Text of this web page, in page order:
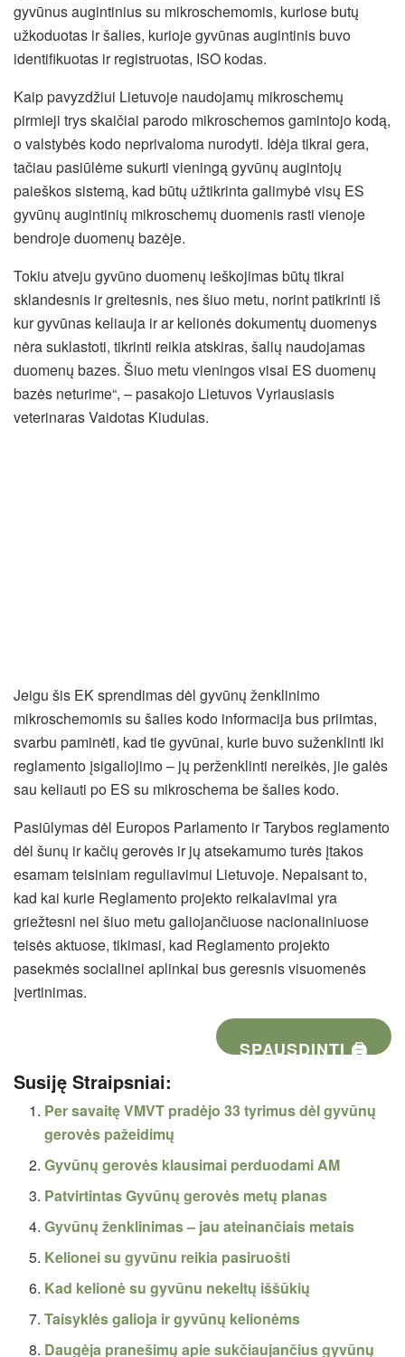
gyvūnus augintinius su mikroschemomis, kuriose butų
užkoduotas ir šalies, kurioje gyvūnas augintinis buvo
identifikuotas ir registruotas, ISO kodas.
Kaip pavyzdžiui Lietuvoje naudojamų mikroschemų
pirmieji trys skaičiai parodo mikroschemos gamintojo kodą,
o valstybės kodo neprivaloma nurodyti. Idėja tikrai gera,
tačiau pasiūlėme sukurti vieningą gyvūnų augintojų
paieškos sistemą, kad būtų užtikrinta galimybė visų ES
gyvūnų augintinių mikroschemų duomenis rasti vienoje
bendroje duomenų bazėje.
Tokiu atveju gyvūno duomenų ieškojimas būtų tikrai
sklandesnis ir greitesnis, nes šiuo metu, norint patikrinti iš
kur gyvūnas keliauja ir ar kelionės dokumentų duomenys
nėra suklastoti, tikrinti reikia atskiras, šalių naudojamas
duomenų bazes. Šiuo metu vieningos visai ES duomenų
bazės neturime“, – pasakojo Lietuvos Vyriausiasis
veterinaras Vaidotas Kiudulas.
Jeigu šis EK sprendimas dėl gyvūnų ženklinimo
mikroschemomis su šalies kodo informacija bus priimtas,
svarbu paminėti, kad tie gyvūnai, kurie buvo suženklinti iki
reglamento įsigaliojimo – jų perženklinti nereikės, jie galės
sau keliauti po ES su mikroschema be šalies kodo.
Pasiūlymas dėl Europos Parlamento ir Tarybos reglamento
dėl šunų ir kačių gerovės ir jų atsekamumo turės įtakos
esamam teisiniam reguliavimui Lietuvoje. Nepaisant to,
kad kai kurie Reglamento projekto reikalavimai yra
griežtesni nei šiuo metu galiojančiuose nacionaliniuose
teisės aktuose, tikimasi, kad Reglamento projekto
pasekmės socialinei aplinkai bus geresnis visuomenės
įvertinimas.
SPAUSDINTI 🖨
Susiję Straipsniai:
Per savaitę VMVT pradėjo 33 tyrimus dėl gyvūnų
gerovės pažeidimų
Gyvūnų gerovės klausimai perduodami AM
Patvirtintas Gyvūnų gerovės metų planas
Gyvūnų ženklinimas – jau ateinančiais metais
Kelionei su gyvūnu reikia pasiruošti
Kad kelionė su gyvūnu nekeltų iššūkių
Taisyklės galioja ir gyvūnų kelionėms
Daugėja pranešimų apie sukčiaujančius gyvūnų